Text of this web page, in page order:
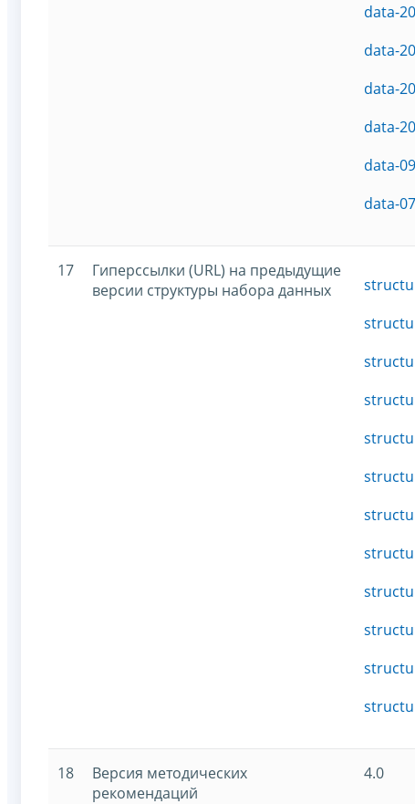
data-
data-
data-
data-
data-
data-
17
Гиперссылки (URL) на предыдущие
версии структуры набора данных
18
Версия методических
рекомендаций
4.0